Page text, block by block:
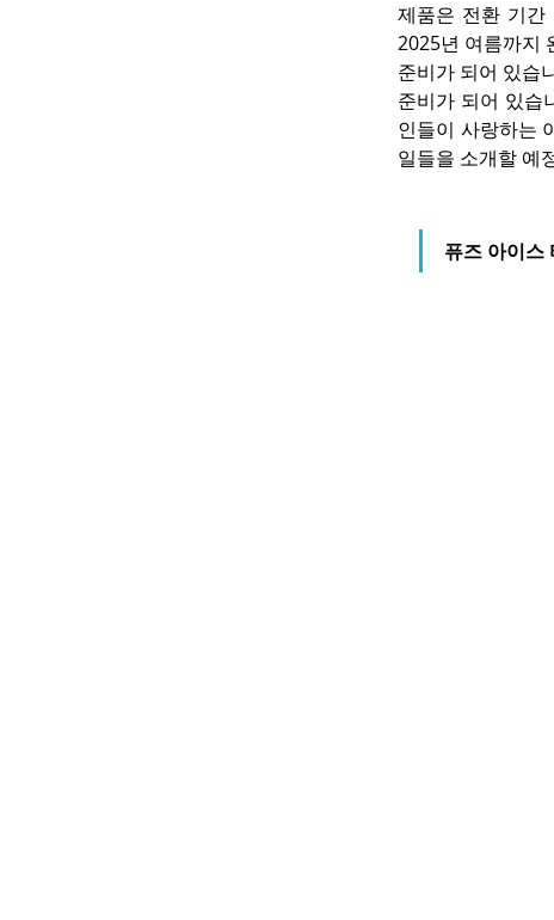
제품은 전환 기
2025년 여름까지
준비가 되어 있습
준비가 되어 있습
인들이 사랑하는
일들을 소개할 예
퓨즈 아이스